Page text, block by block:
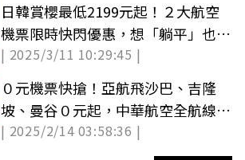
日韓賞櫻最低2199元起！２大航空
機票限時快閃優惠，想「躺平」也有
優惠
| 2025/3/11 10:29:45 |
０元機票快搶！亞航飛沙巴、吉隆
坡、曼谷０元起，中華航空全航線85
折
| 2025/2/14 03:58:36 |